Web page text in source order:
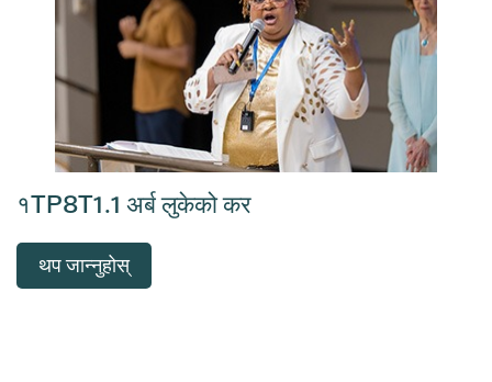
१TP8T1.1 अर्ब लुकेको कर
थप जान्नुहोस्